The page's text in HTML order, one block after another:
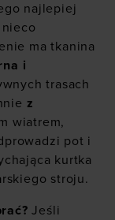
najlepiej
ma tkanina
i
trasach
z
wiatrem,
pot i
kurtka
stroju.
Jeśli